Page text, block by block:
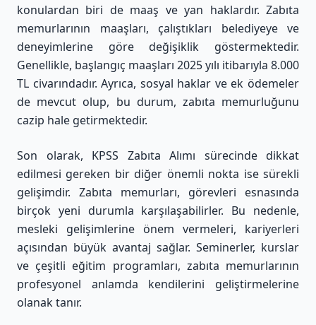
konulardan biri de maaş ve yan haklardır. Zabıta
memurlarının maaşları, çalıştıkları belediyeye ve
deneyimlerine göre değişiklik göstermektedir.
Genellikle, başlangıç maaşları 2025 yılı itibarıyla 8.000
TL civarındadır. Ayrıca, sosyal haklar ve ek ödemeler
de mevcut olup, bu durum, zabıta memurluğunu
cazip hale getirmektedir.
Son olarak, KPSS Zabıta Alımı sürecinde dikkat
edilmesi gereken bir diğer önemli nokta ise sürekli
gelişimdir. Zabıta memurları, görevleri esnasında
birçok yeni durumla karşılaşabilirler. Bu nedenle,
mesleki gelişimlerine önem vermeleri, kariyerleri
açısından büyük avantaj sağlar. Seminerler, kurslar
ve çeşitli eğitim programları, zabıta memurlarının
profesyonel anlamda kendilerini geliştirmelerine
olanak tanır.